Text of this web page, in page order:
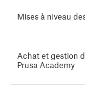
Mises à niveau
Achat et gestion
Prusa Academy